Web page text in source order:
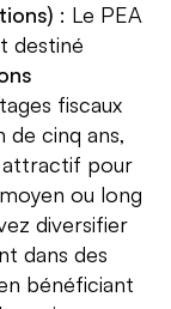
facilement
ou un
est la
on se
ou à
est
épargne de
salaire. Cela
de coup dur,
urgence
: Le PEA
destiné
fiscaux
cinq ans,
attractif pour
ou long
diversifier
dans des
bénéficiant